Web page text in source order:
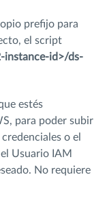
prefijo para
el script
instance-id>/ds-
estés
para poder subir
o el
Usuario IAM
No requiere